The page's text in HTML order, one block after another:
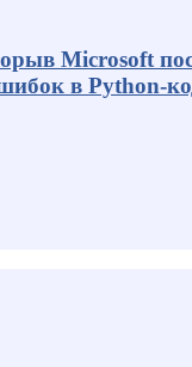
Microsoft
в Python-